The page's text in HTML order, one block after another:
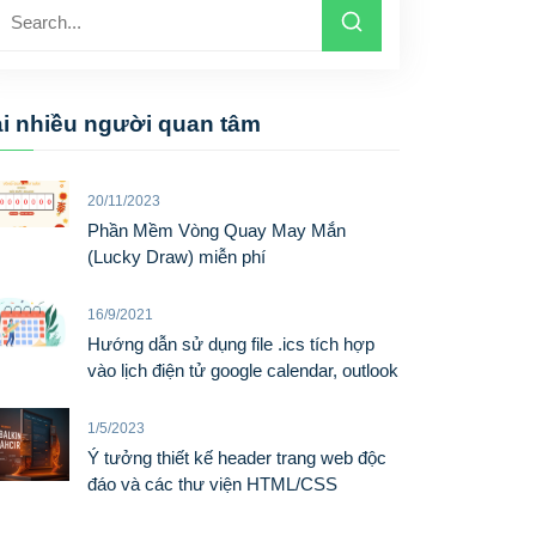
nhiều người quan tâm
20/11/2023
Phần Mềm Vòng Quay May Mắn
(Lucky Draw) miễn phí
16/9/2021
Hướng dẫn sử dụng file .ics tích hợp
vào lịch điện tử google calendar, outlook
1/5/2023
Ý tưởng thiết kế header trang web độc
đáo và các thư viện HTML/CSS